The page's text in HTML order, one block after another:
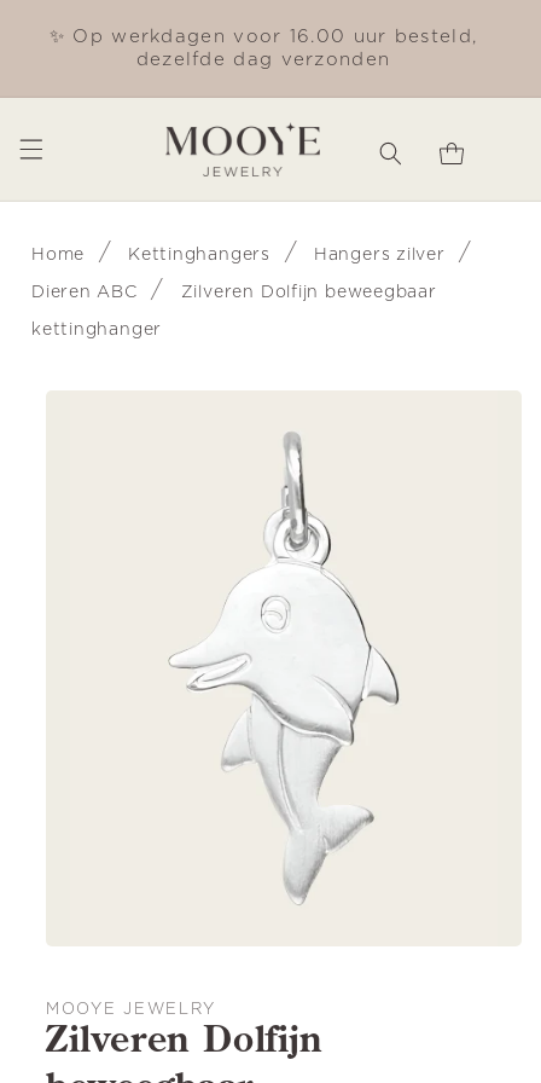
naar de
✨ Op werkdagen voor 16.00 uur besteld,
dezelfde dag verzonden
Winkelwagen
Home / Kettinghangers / Hangers zilver /
Dieren ABC / Zilveren Dolfijn beweegbaar
kettinghanger
MOOYE JEWELRY
Zilveren Dolfijn